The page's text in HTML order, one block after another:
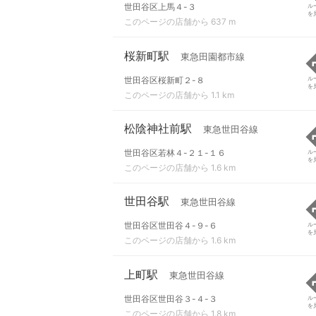
世田谷区上馬４-３
このページの店舗から 637 m
ル
を
桜新町駅 東急田園都市線
世田谷区桜新町２-８
このページの店舗から 1.1 km
ル
を
松陰神社前駅 東急世田谷線
世田谷区若林４-２１-１６
このページの店舗から 1.6 km
ル
を
世田谷駅 東急世田谷線
世田谷区世田谷４-９-６
このページの店舗から 1.6 km
ル
を
上町駅 東急世田谷線
世田谷区世田谷３-４-３
このページの店舗から 1.8 km
ル
を